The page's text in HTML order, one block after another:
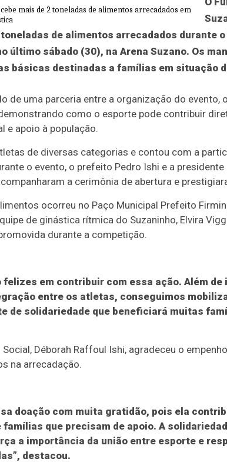
de alimentos arrecadados durante
último sábado (30), na Arena Suzano. Os
básicas destinadas a famílias em situação
de uma parceria entre a organização do evento,
como o esporte pode contribuir
e apoio à população.
de diversas categorias e contou com a
o evento, o prefeito Pedro Ishi e a
a cerimônia de abertura e
ocorreu no Paço Municipal Prefeito
de ginástica rítmica do Suzaninho, Elvira
durante a competição.
felizes em contribuir com essa ação. Além
entre os atletas, conseguimos
de solidariedade que beneficiará muitas
Déborah Raffoul Ishi, agradeceu o
na arrecadação.
doação com muita gratidão, pois ela
famílias que precisam de apoio. A
a importância da união entre esporte e
destacou.